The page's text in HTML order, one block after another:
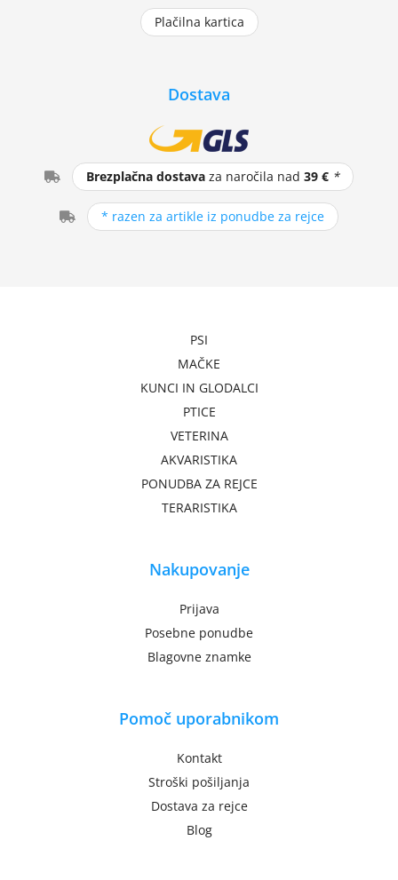
Plačilna kartica
Dostava
Brezplačna dostava za naročila nad39 € *
* razen za artikle iz ponudbe za rejce
PSI
MAČKE
KUNCI IN GLODALCI
PTICE
VETERINA
AKVARISTIKA
PONUDBA ZA REJCE
TERARISTIKA
Nakupovanje
Prijava
Posebne ponudbe
Blagovne znamke
Pomoč uporabnikom
Kontakt
Stroški pošiljanja
Dostava za rejce
Blog